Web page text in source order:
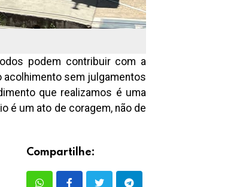
podem contribuir com a
acolhimento sem julgamentos
que realizamos é uma
é um ato de coragem, não de
Compartilhe: